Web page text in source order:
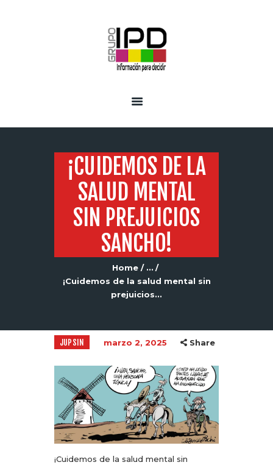
¡CUIDEMOS DE LA
SALUD MENTAL
SIN PREJUICIOS
SANCHO!
Home
...
¡Cuidemos de la salud mental sin
prejuicios...
JUPSIN marzo 2, 2025 Share
¡Cuidemos de la salud mental sin